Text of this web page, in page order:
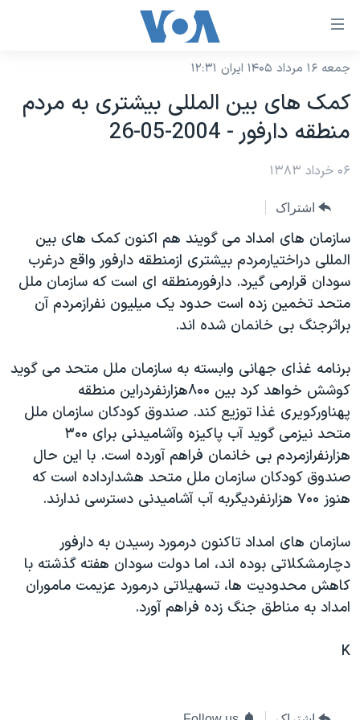
لینکهای
دسترسی
جهش
محتوای
اصلی
صفحه
اصلی
جهش
به
جستجو
نسخه سبک وب‌سایت
موضوع ها
ایران
آمریکا
جهان
ورزشی
گزیده‌ها
ویژه برنامه‌ها
فرهنگ و زندگی
حقوق شهروندی
اقتصادی
علم و فناوری
اسرائیل در جنگ
آرشیو پخش زنده
برنامه های تلویزیونی
جدول برنامه ها
صفحه‌های ویژه
جام جهانی ۲۰۲۶
عملیات خشم حماسی
مستندها
انتخابات ریاست جمهوری آمریکا ۲۰۲۴
حمله جمهوری اسلامی به اسرائیل
رمز مهسا
ورزش زنان در ایران
مجموعه مستندهای دادخواهی
تریبونال مردمی آبان ۹۸
دادگاه حمید نوری
فرکانس‌های صدای آمریکا
پخش رادیویی
یادگیری زبان انگلیسی
دنبال کنید
زبانهای مختلف
جمعه ۱۶ مرداد ۱۴۰۵ ایران ۱۲:۳۱
کمک های بين المللی بيشتری به مردم
منطقه دارفور - 2004-05-26
۰۶ خرداد ۱۳۸۳
اشتراک
سازمان های امداد می گويند هم اکنون کمک های بين
المللی دراختيارمردم بيشتری ازمنطقه دارفور واقع درغرب
سودان قرارمی گيرد. دارفورمنطقه ای است که سازمان ملل
متحد تخمين زده است حدود يک ميليون نفرازمردم آن
براثرجنگ بی خانمان شده اند.
برنامه غذای جهانی وابسته به سازمان ملل متحد می گويد
کوشش خواهد کرد بين ۸۰۰هزارنفردراين منطقه
پهناورکويری غذا توزيع کند. صندوق کودکان سازمان ملل
متحد نيزمی گويد آب پاکيزه وآشاميدنی برای ۳۰۰
هزارنفرازمردم بی خانمان فراهم آورده است. با اين حال
صندوق کودکان سازمان ملل متحد هشدارداده است که
هنوز ۷۰۰ هزارنفرديگربه آب آشاميدنی دسترسی ندارند.
سازمان های امداد تاکنون درمورد رسيدن به دارفور
دچارمشکلاتی بوده اند، اما دولت سودان هفته گذشته با
کاهش محدوديت ها، تسهيلاتی درمورد عزيمت ماموران
امداد به مناطق جنگ زده فراهم آورد.
K